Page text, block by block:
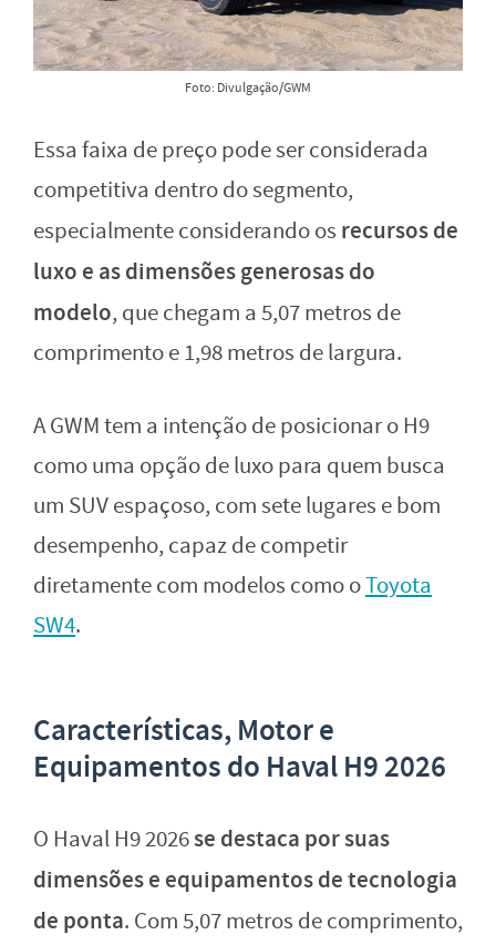
Foto: Divulgação/GWM
Essa faixa de preço pode ser considerada
competitiva dentro do segmento,
especialmente considerando os recursos de
luxo e as dimensões generosas do
modelo, que chegam a 5,07 metros de
comprimento e 1,98 metros de largura.
A GWM tem a intenção de posicionar o H9
como uma opção de luxo para quem busca
um SUV espaçoso, com sete lugares e bom
desempenho, capaz de competir
diretamente com modelos como oToyota
SW4.
Características, Motor e
Equipamentos do Haval H9 2026
O Haval H9 2026se destaca por suas
dimensões e equipamentos de tecnologia
de ponta. Com 5,07 metros de comprimento,